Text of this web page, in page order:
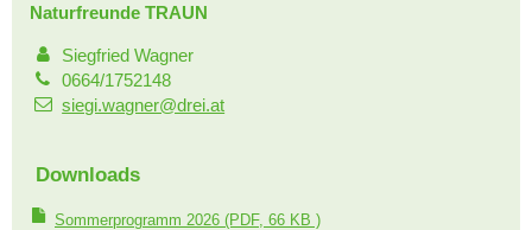
Naturfreunde TRAUN
Siegfried Wagner
0664/1752148
siegi.wagner@drei.at
Downloads
Sommerprogramm 2026 (PDF, 66 KB )